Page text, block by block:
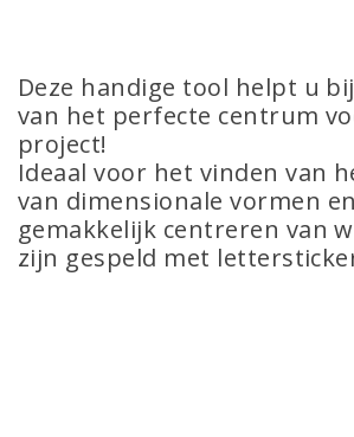
Deze handige tool helpt u
van het perfecte centrum
project!
Ideaal voor het vinden van
van dimensionale vormen
gemakkelijk centreren van
zijn gespeld met